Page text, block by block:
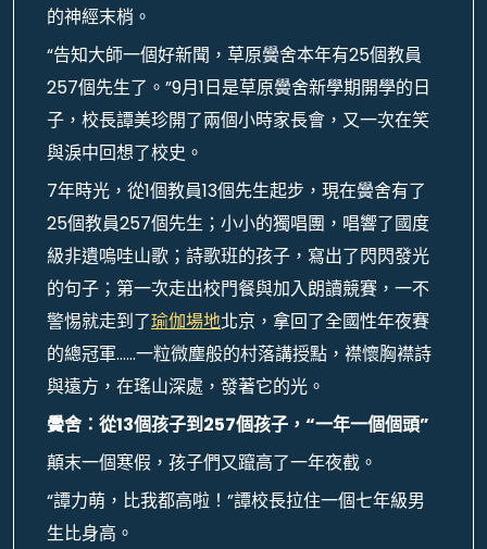
的神經末梢。
“告知大師一個好新聞，草原黌舍本年有25個教員
257個先生了。”9月1日是草原黌舍新學期開學的日
子，校長譚美珍開了兩個小時家長會，又一次在笑
與淚中回想了校史。
7年時光，從1個教員13個先生起步，現在黌舍有了
25個教員257個先生；小小的獨唱團，唱響了國度
級非遺嗚哇山歌；詩歌班的孩子，寫出了閃閃發光
的句子；第一次走出校門餐與加入朗讀競賽，一不
警惕就走到了瑜伽場地北京，拿回了全國性年夜賽
的總冠軍……一粒微塵般的村落講授點，襟懷胸襟詩
與遠方，在瑤山深處，發著它的光。
黌舍：從13個孩子到257個孩子，“一年一個個頭”
顛末一個寒假，孩子們又躥高了一年夜截。
“譚力萌，比我都高啦！”譚校長拉住一個七年級男
生比身高。